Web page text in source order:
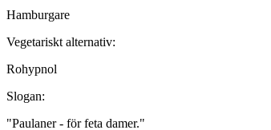
Hamburgare
Vegetariskt alternativ:
Rohypnol
Slogan:
"Paulaner - för feta damer."